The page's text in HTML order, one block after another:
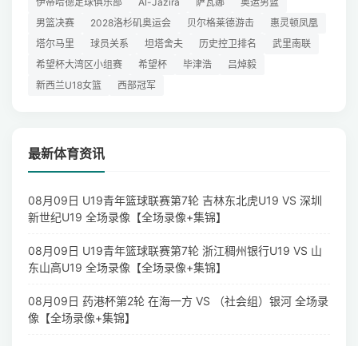
男篮决赛
2028洛杉矶奥运会 贝尔格莱德游击
惠灵顿凤凰
塔尔马里
球员关系 坦塔舍夫 历史控卫排名
武里南联
希望杯大湾区小组赛
希望杯 毕津浩
吕焯毅
新西兰U18女篮
西部冠军
最新体育资讯
08月09日 U19青年篮球联赛第7轮 吉林东北虎U19 VS 深圳
新世纪U19 全场录像【全场录像+集锦】
08月09日 U19青年篮球联赛第7轮 浙江稠州银行U19 VS 山
东山高U19 全场录像【全场录像+集锦】
08月09日 药港杯第2轮 在海一方 VS （社会组）银河 全场录
像【全场录像+集锦】